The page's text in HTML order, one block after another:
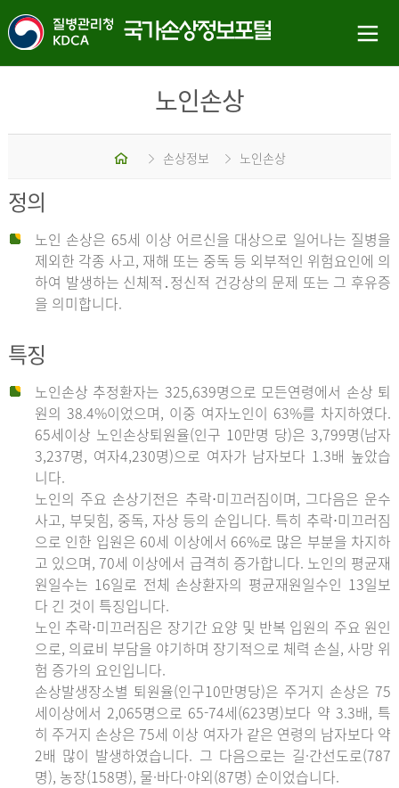
노인손상
홈 손상정보 노인손상
정의
노인 손상은 65세 이상 어르신을 대상으로 일어나는 질병을
제외한 각종 사고, 재해 또는 중독 등 외부적인 위험요인에 의
하여 발생하는 신체적․정신적 건강상의 문제 또는 그 후유증
을 의미합니다.
특징
노인손상 추정환자는 325,639명으로 모든연령에서 손상 퇴
원의 38.4%이었으며, 이중 여자노인이 63%를 차지하였다.
65세이상 노인손상퇴원율(인구 10만명 당)은 3,799명(남자
3,237명, 여자4,230명)으로 여자가 남자보다 1.3배 높았습
니다.
노인의 주요 손상기전은 추락⋅미끄러짐이며, 그다음은 운수
사고, 부딪힘, 중독, 자상 등의 순입니다. 특히 추락⋅미끄러짐
으로 인한 입원은 60세 이상에서 66%로 많은 부분을 차지하
고 있으며, 70세 이상에서 급격히 증가합니다. 노인의 평균재
원일수는 16일로 전체 손상환자의 평균재원일수인 13일보
다 긴 것이 특징입니다.
노인 추락⋅미끄러짐은 장기간 요양 및 반복 입원의 주요 원인
으로, 의료비 부담을 야기하며 장기적으로 체력 손실, 사망 위
험 증가의 요인입니다.
손상발생장소별 퇴원율(인구10만명당)은 주거지 손상은 75
세이상에서 2,065명으로 65-74세(623명)보다 약 3.3배, 특
히 주거지 손상은 75세 이상 여자가 같은 연령의 남자보다 약
2배 많이 발생하였습니다. 그 다음으로는 길·간선도로(787
명), 농장(158명), 물·바다·야외(87명) 순이었습니다.